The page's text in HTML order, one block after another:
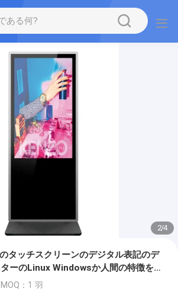
3/4
タッチスクリーンのデジタル表記のデ
ーのLinux Windowsか人間の特徴を
MOQ：1 羽